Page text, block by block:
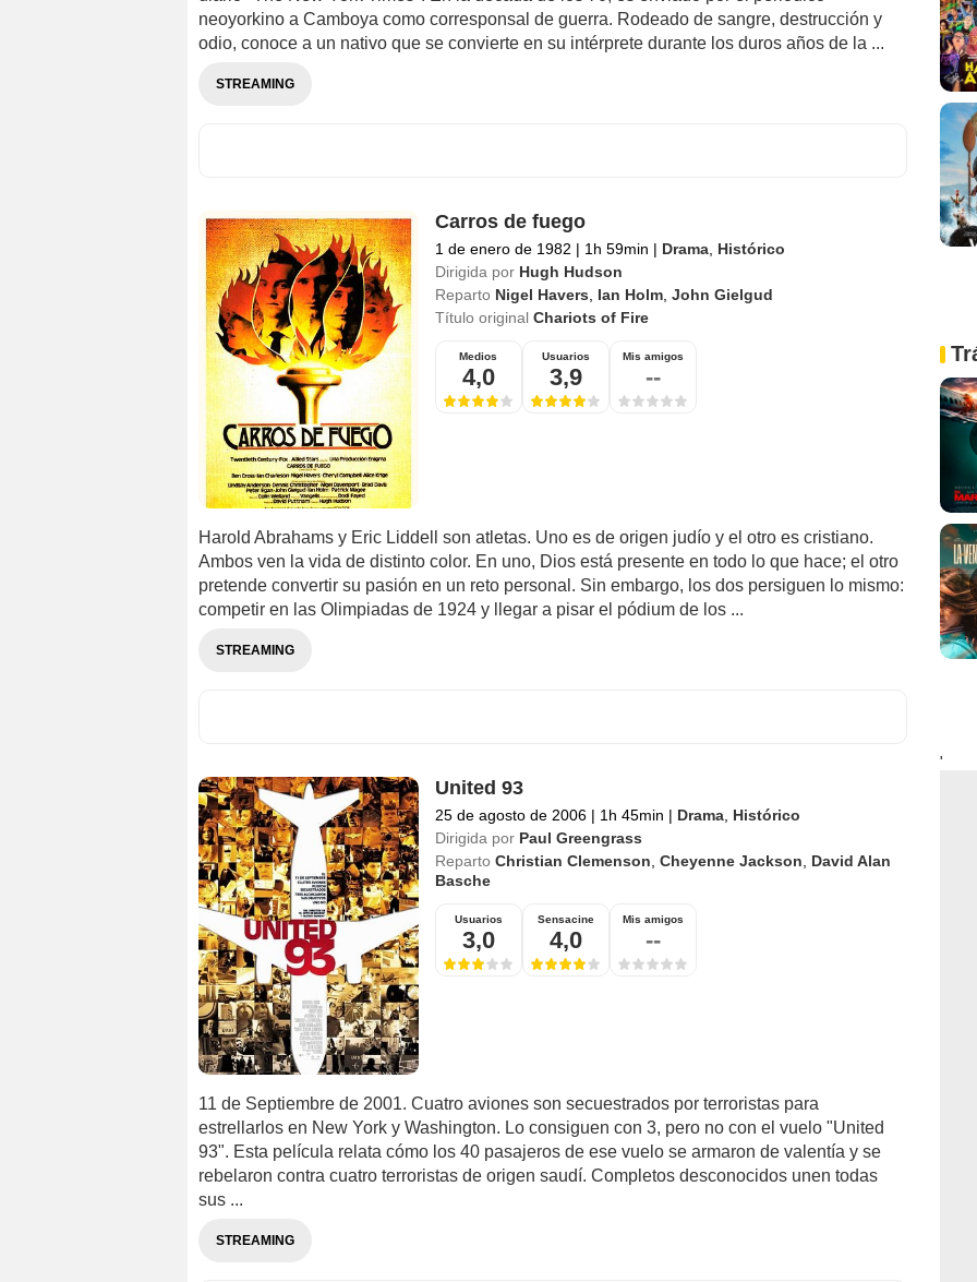
neoyorkino a Camboya como corresponsal de guerra. Rodeado de sangre, destrucción y
odio, conoce a un nativo que se convierte en su intérprete durante los duros años de la ...
STREAMING
Carros de fuego
1 de enero de 1982 | 1h 59min | Drama, Histórico
Dirigida por Hugh Hudson
Reparto Nigel Havers Ian Holm, John Gielgud
Título original Chariots of Fire
Medios
4,0
Usuarios
3,9
Mis amigos
--
Harold Abrahams y Eric Liddell son atletas. Uno es de origen judío y el otro es cristiano.
Ambos ven la vida de distinto color. En uno, Dios está presente en todo lo que hace; el otro
pretende convertir su pasión en un reto personal. Sin embargo, los dos persiguen lo mismo:
competir en las Olimpiadas de 1924 y llegar a pisar el pódium de los ...
STREAMING
United 93
25 de agosto de 2006 | 1h 45min | Drama, Histórico
Dirigida por Paul Greengrass
Reparto Christian Clemenson Cheyenne Jackson
David Alan
Basche
Usuarios
3,0
Sensacine
4,0
Mis amigos
--
11 de Septiembre de 2001. Cuatro aviones son secuestrados por terroristas para
estrellarlos en New York y Washington. Lo consiguen con 3, pero no con el vuelo "United
93". Esta película relata cómo los 40 pasajeros de ese vuelo se armaron de valentía y se
rebelaron contra cuatro terroristas de origen saudí. Completos desconocidos unen todas
sus ...
STREAMING
'